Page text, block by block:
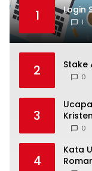
1 Login
1
2 Stake
0
3
Kristen
0
4
Kata